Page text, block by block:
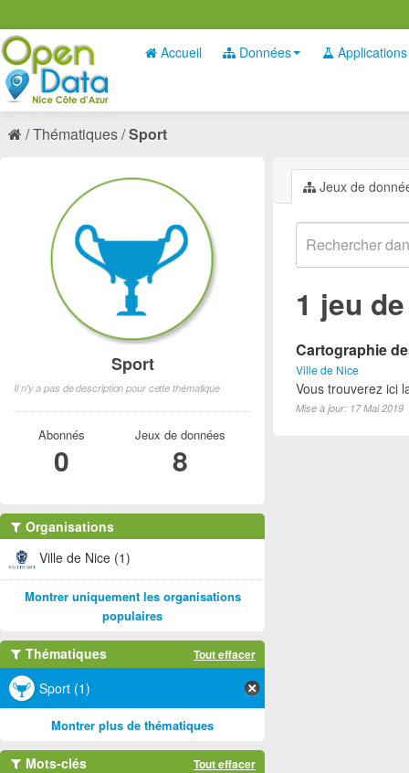
Accueil Données Applications
Thématiques Sport
Jeux de
1 jeu
Cartographie
Ville de Nice
Vous trouverez ici
Mise à jour: 17 Mai 2019
Sport
Il n'y a pas de description pour cette thématique
Abonnés
0
Jeux de données
8
Organisations
Ville de Nice (1)
Montrer uniquement les organisations
populaires
Thématiques Tout effacer
Sport (1)
Montrer plus de thématiques
Mots-clés Tout effacer